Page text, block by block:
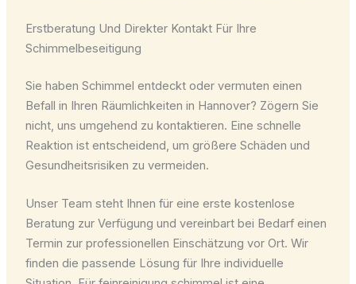
Erstberatung Und Direkter Kontakt Für Ihre
Schimmelbeseitigung
Sie haben Schimmel entdeckt oder vermuten einen
Befall in Ihren Räumlichkeiten in Hannover? Zögern Sie
nicht, uns umgehend zu kontaktieren. Eine schnelle
Reaktion ist entscheidend, um größere Schäden und
Gesundheitsrisiken zu vermeiden.
Unser Team steht Ihnen für eine erste kostenlose
Beratung zur Verfügung und vereinbart bei Bedarf einen
Termin zur professionellen Einschätzung vor Ort. Wir
finden die passende Lösung für Ihre individuelle